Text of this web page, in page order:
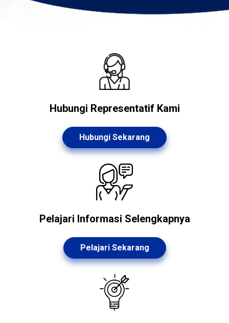
Hubungi Representatif Kami
Hubungi Sekarang
Pelajari Informasi Selengkapnya
Pelajari Sekarang